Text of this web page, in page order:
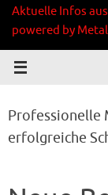
Aktuelle Infos
powered by
Professionelle
erfolgreiche